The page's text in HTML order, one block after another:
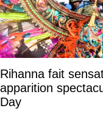
Rihanna fait
apparition
Day